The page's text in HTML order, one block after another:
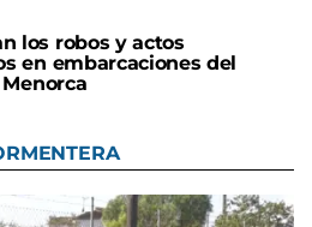
los robos y actos
en embarcaciones del